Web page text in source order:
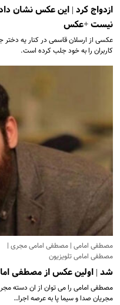
ازدواج کرد | این عکس نشان
نیست +عکس
عکسی از ارسلان قاسمی در کنار یه
کاربران را به خود جلب کرده است.
مصطفی امامی | مصطفی امامی مجری |
مصطفی امامی تلویزیون
شد | اولین عکس از مصطفی
مصطفی امامی را می توان از ان دسته
مجریان صدا و سیما پا به عرصه اجرا…